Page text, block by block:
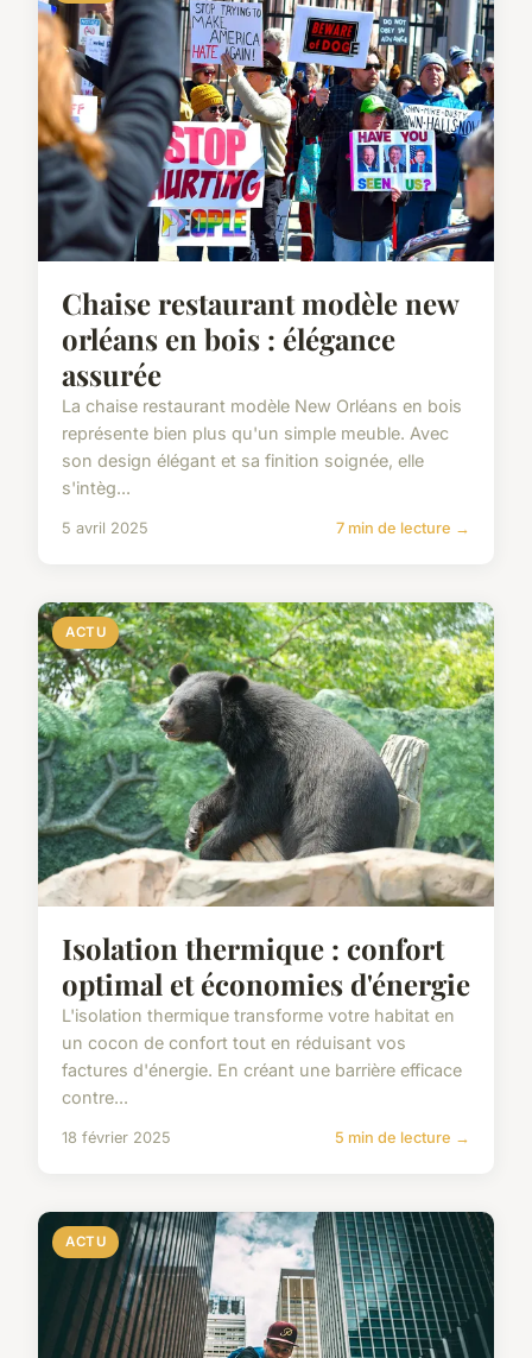
Chaise restaurant modèle new
orléans en bois : élégance
assurée
La chaise restaurant modèle New Orléans en bois
représente bien plus qu'un simple meuble. Avec
son design élégant et sa finition soignée, elle
s'intèg...
5 avril 2025 7 min de lecture →
ACTU
Isolation thermique : confort
optimal et économies d'énergie
L'isolation thermique transforme votre habitat en
un cocon de confort tout en réduisant vos
factures d'énergie. En créant une barrière efficace
contre...
18 février 2025 5 min de lecture →
ACTU